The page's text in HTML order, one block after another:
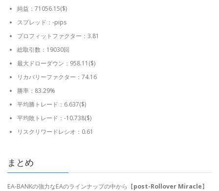
純益：71056.15($)
スプレッド：-pips
プロフィットファクター：3.81
総取引数：19030回
最大ドローダウン：958.11($)
リカバリーファクター：74.16
勝率：83.29%
平均勝トレード：6.637($)
平均敗トレード：-10.738($)
リスクリワードレシオ：0.61
まとめ
EA-BANKの強力なEAのラインナップの中から【post-Rollover Miracle】